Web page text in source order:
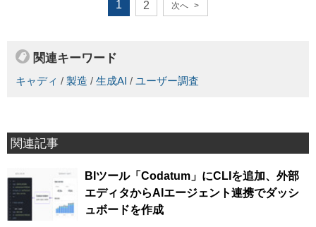
1 2 次へ >
関連キーワード
キャディ / 製造 / 生成AI / ユーザー調査
関連記事
BIツール「Codatum」にCLIを追加、外部
エディタからAIエージェント連携でダッシ
ュボードを作成